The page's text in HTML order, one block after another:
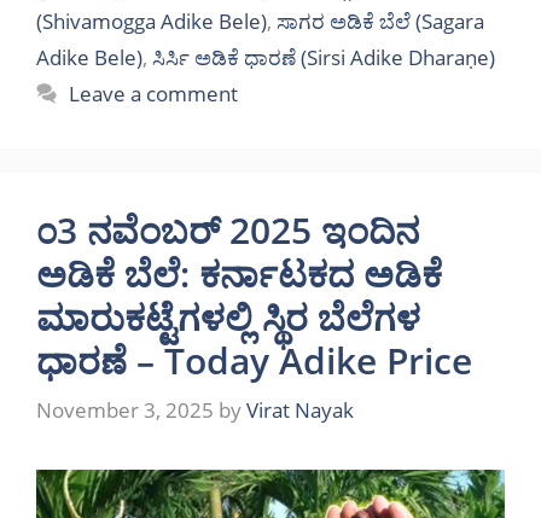
(Shivamogga Adike Bele), ಸಾಗರ ಅಡಿಕೆ ಬೆಲೆ (Sagara
Adike Bele), ಸಿರ್ಸಿ ಅಡಿಕೆ ಧಾರಣೆ (Sirsi Adike Dharaṇe)
Leave a comment
೦3 ನವೆಂಬರ್ 2025 ಇಂದಿನ
ಅಡಿಕೆ ಬೆಲೆ: ಕರ್ನಾಟಕದ ಅಡಿಕೆ
ಮಾರುಕಟ್ಟೆಗಳಲ್ಲಿ ಸ್ಥಿರ ಬೆಲೆಗಳ
ಧಾರಣೆ – Today Adike Price
November 3, 2025 byVirat Nayak